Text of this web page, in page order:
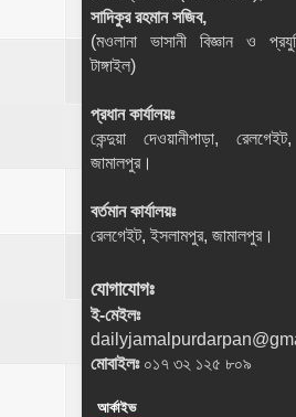
সাদিকুর রহমান সজিব,
(মওলানা ভাসানী বিজ্ঞান ও
টাঙ্গাইল)
প্রধান কার্যালয়ঃ
কেন্দুয়া দেওয়ানীপাড়া,
জামালপুর।
বর্তমান কার্যালয়ঃ
রেলগেইট, ইসলামপুর, জামালপুর।
যোগাযোগঃ
ই-মেইলঃ
মোবাইলঃ ০১৭ ৩২ ১২৫ ৮০৯
আর্কাইভ